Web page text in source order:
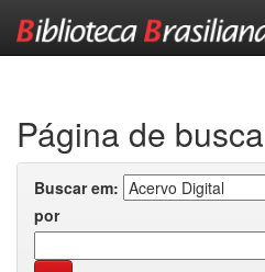
Página de busca
Buscar em:
por